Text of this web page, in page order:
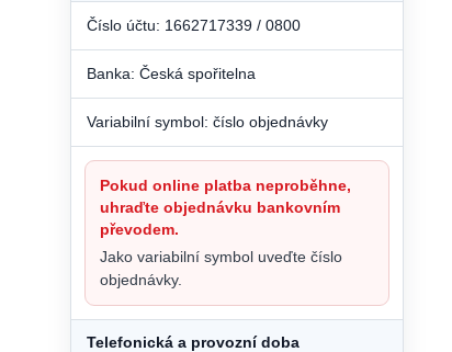
Číslo účtu: 1662717339 / 0800
Banka: Česká spořitelna
Variabilní symbol: číslo objednávky
Pokud online platba neproběhne,
uhraďte objednávku bankovním
převodem.
Jako variabilní symbol uveďte číslo
objednávky.
Telefonická a provozní doba